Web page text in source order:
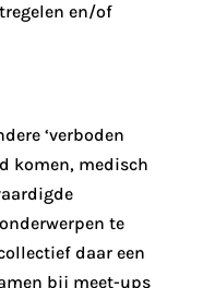
en/of
‘verboden
komen, medisch
te
daar een
bij meet-ups